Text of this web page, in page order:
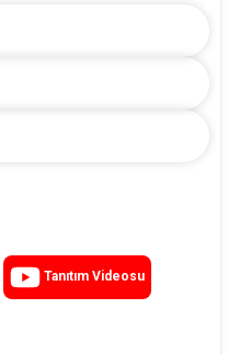
Tanıtım Videosu